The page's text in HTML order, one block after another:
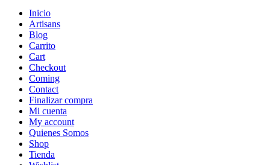
Inicio
Artisans
Blog
Carrito
Cart
Checkout
Coming
Contact
Finalizar compra
Mi cuenta
My account
Quienes Somos
Shop
Tienda